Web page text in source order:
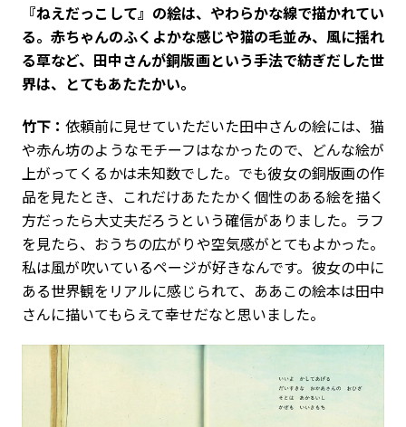
――『ねえだっこして』の絵は、やわらかな線で描かれてい
る。赤ちゃんのふくよかな感じや猫の毛並み、風に揺れ
る草など、田中さんが銅版画という手法で紡ぎだした世
界は、とてもあたたかい。
竹下： 依頼前に見せていただいた田中さんの絵には、猫
や赤ん坊のようなモチーフはなかったので、どんな絵が
上がってくるかは未知数でした。でも彼女の銅版画の作
品を見たとき、これだけあたたかく個性のある絵を描く
方だったら大丈夫だろうという確信がありました。ラフ
を見たら、おうちの広がりや空気感がとてもよかった。
私は風が吹いているページが好きなんです。彼女の中に
ある世界観をリアルに感じられて、ああこの絵本は田中
さんに描いてもらえて幸せだなと思いました。